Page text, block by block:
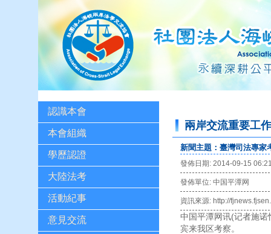
認識本會
本會組織
學歷認證
大陸法考
活動紀事
意見交流
兩岸交流重要工作
新聞主題：臺灣司法專家
發佈日期: 2014-09-15
發佈單位: 中国平潭网
資訊來源: http://
中国平潭网讯(记者施
宾来我区考察。